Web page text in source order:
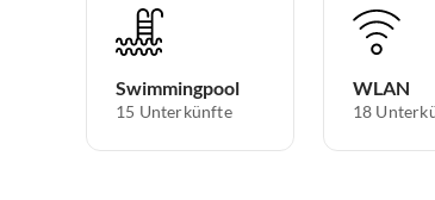
Swimmingpool
15 Unterkünfte
WLAN
18